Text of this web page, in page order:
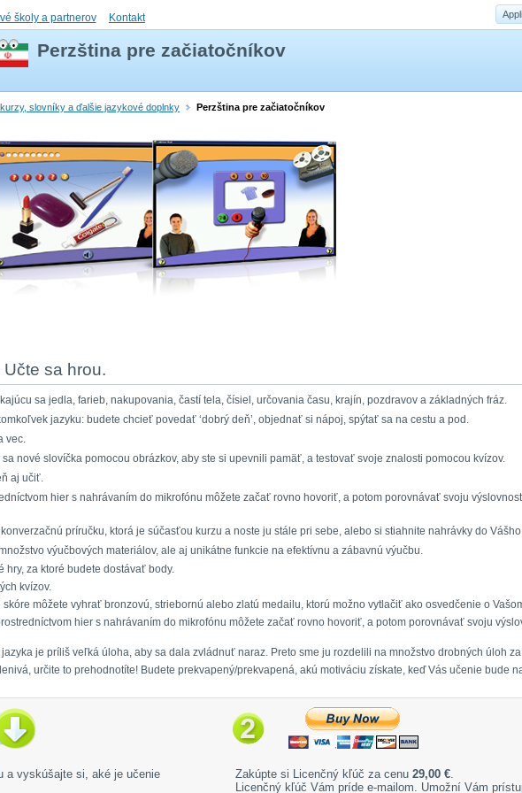
školy a partnerov Kontakt
Perzština pre začiatočníkov
slovníky a ďalšie jazykové doplnky Perzština pre začiatočníkov
sa hrou.
sa jedla, farieb, nakupovania, častí tela, čísiel, určovania času, krajín, pozdravov a základných fráz.
jazyku: budete chcieť povedať ‘dobrý deň’, objednať si nápoj, spýtať sa na cestu a pod.
vec.
nové slovíčka pomocou obrázkov, aby ste si upevnili pamäť, a testovať svoje znalosti pomocou kvízov.
aj učiť.
hier s nahrávaním do mikrofónu môžete začať rovno hovoriť, a potom porovnávať svoju
príručku, ktorá je súčasťou kurzu a noste ju stále pri sebe, alebo si stiahnite nahrávky do
výučbových materiálov, ale aj unikátne funkcie na efektívnu a zábavnú výučbu.
za ktoré budete dostávať body.
kvízov.
môžete vyhrať bronzovú, striebornú alebo zlatú medailu, ktorú možno vytlačiť ako osvedčenie o
hier s nahrávaním do mikrofónu môžete začať rovno hovoriť, a potom porovnávať svoju
je príliš veľká úloha, aby sa dala zvládnuť naraz. Preto sme ju rozdelili na množstvo drobných úloh
určite to prehodnotíte! Budete prekvapený/prekvapená, akú motiváciu získate, keď Vás učenie bude
a vyskúšajte si, aké je učenie
Zakúpte si Licenčný kľúč za cenu 29,00 €
Licenčný kľúč Vám príde e-mailom. Umožní Vám